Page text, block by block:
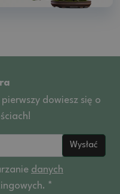
dowiesz się o
Wysłać
danych
*